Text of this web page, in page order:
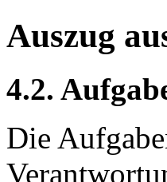
Auszug
4.2.
Die